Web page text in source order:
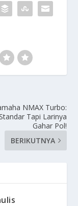
NMAX Turbo:
Tapi Larinya
Gahar Pol!
BERIKUTNYA